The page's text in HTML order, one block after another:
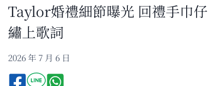
Taylor婚禮細節曝光 回禮手巾仔
繡上歌詞
2026 年 7 月 6 日